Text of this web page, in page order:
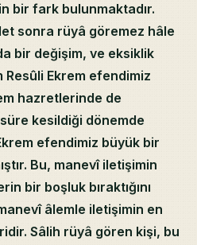
bir fark bulunmaktadır.
sonra rüyâ göremez hâle
bir değişim, ve eksiklik
Resûli Ekrem efendimiz
hazretlerinde de
kesildiği dönemde
efendimiz büyük bir
Bu, manevî iletişimin
bir boşluk bıraktığını
âlemle iletişimin en
Sâlih rüyâ gören kişi, bu